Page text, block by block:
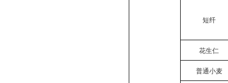
短纤
花生仁
普通小麦